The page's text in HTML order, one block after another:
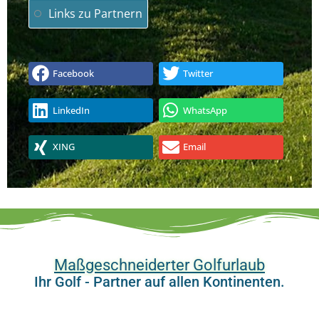
Links zu Partnern
Facebook Twitter
LinkedIn WhatsApp
XING Email
Maßgeschneiderter Golfurlaub
Ihr Golf - Partner auf allen Kontinenten.